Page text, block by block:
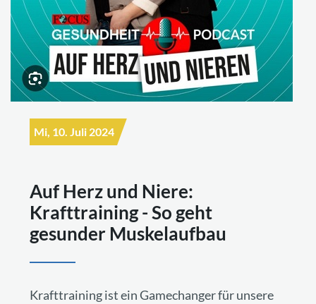
Mi, 10. Juli 2024
Auf Herz und Niere:
Krafttraining - So geht
gesunder Muskelaufbau
Krafttraining ist ein Gamechanger für unsere